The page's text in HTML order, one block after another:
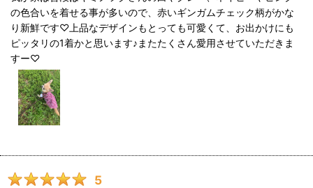
の色合いを着せる事が多いので、赤いギンガムチェック柄がかな
り新鮮です♡上品なデザインもとっても可愛くて、お出かけにも
ピッタリの1着かと思います♪またたくさん愛用させていただきま
すー♡
5